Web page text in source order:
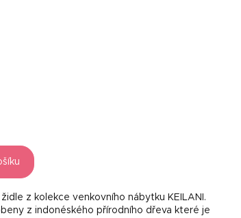
z kolekce venkovního nábytku KEILANI.
z indonéského přírodního dřeva které je